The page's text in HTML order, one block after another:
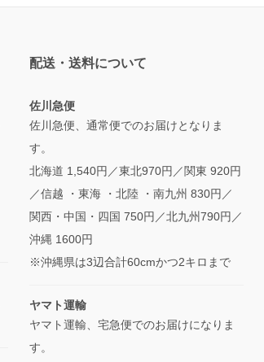
配送・送料について
佐川急便
佐川急便、通常便でのお届けとなりま
す。
北海道 1,540円／東北970円／関東 920円
／信越 ・東海 ・北陸 ・南九州 830円／
関西・中国・四国 750円／北九州790円／
沖縄 1600円
※沖縄県は3辺合計60cmかつ2キロまで
ヤマト運輸
ヤマト運輸、宅急便でのお届けになりま
す。